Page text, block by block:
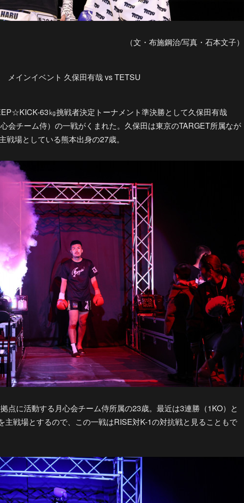
（文・布施鋼治/写真・石本文子）
メインイベント 久保田有哉 vs TETSU
63㎏挑戦者決定トーナメント準決勝として久保田有哉
会チーム侍）の一戦がくまれた。久保田は東京のTARGET所属なが
場としている熊本出身の27歳。
点に活動する月心会チーム侍所属の23歳。最近は3連勝（1KO）と
主戦場とするので、この一戦はRISE対K-1の対抗戦と見ることもで